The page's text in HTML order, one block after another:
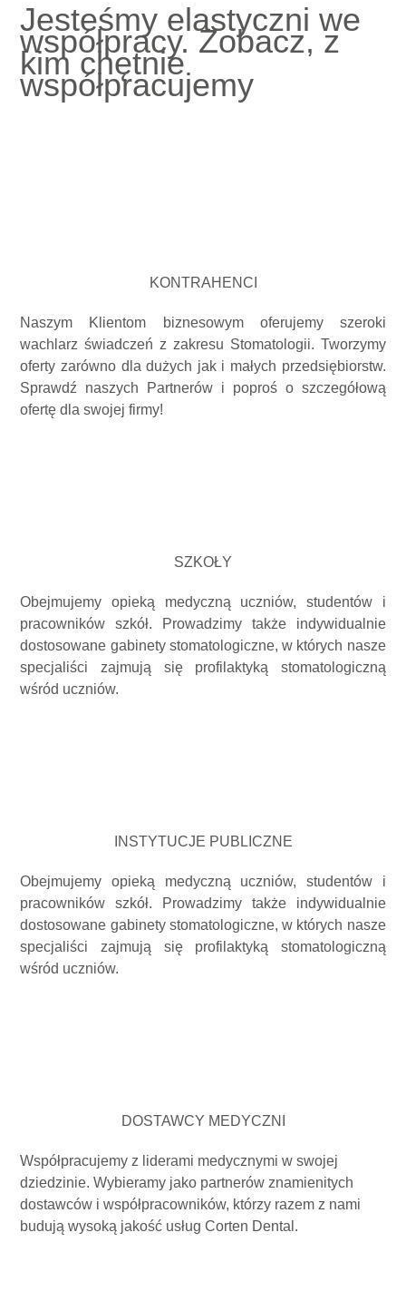
Jesteśmy elastyczni we
współpracy. Zobacz, z
kim chętnie
współpracujemy
KONTRAHENCI
Naszym Klientom biznesowym oferujemy szeroki
wachlarz świadczeń z zakresu Stomatologii. Tworzymy
oferty zarówno dla dużych jak i małych przedsiębiorstw.
Sprawdź naszych Partnerów i poproś o szczegółową
ofertę dla swojej firmy!
SZKOŁY
Obejmujemy opieką medyczną uczniów, studentów i
pracowników szkół. Prowadzimy także indywidualnie
dostosowane gabinety stomatologiczne, w których nasze
specjaliści zajmują się profilaktyką stomatologiczną
wśród uczniów.
INSTYTUCJE PUBLICZNE
Obejmujemy opieką medyczną uczniów, studentów i
pracowników szkół. Prowadzimy także indywidualnie
dostosowane gabinety stomatologiczne, w których nasze
specjaliści zajmują się profilaktyką stomatologiczną
wśród uczniów.
DOSTAWCY MEDYCZNI
Współpracujemy z liderami medycznymi w swojej
dziedzinie. Wybieramy jako partnerów znamienitych
dostawców i współpracowników, którzy razem z nami
budują wysoką jakość usług Corten Dental.